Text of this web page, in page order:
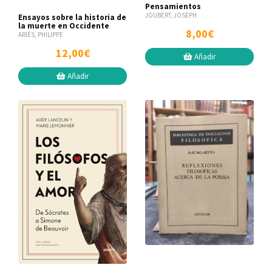
Ensayos sobre la historia de
la muerte en Occidente
ARIÈS, PHILIPPE
12,00€
Añadir
Pensamientos
JOUBERT, JOSEPH
8,00€
Añadir